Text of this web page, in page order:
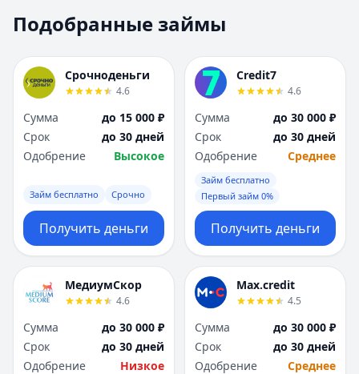
Набережные Челны
Нижний Новгород
Новокузнецк
Новосибирск
Омск
П
Пенза
Пермь
Р
Ростов-на-Дону
Рязань
С
Самара
Санкт-Петербург
Саратов
Набережные
Нижний Новгород
Новокузнецк
Новосибирск
Омск
Оренбург
П
Пенза
Пермь
Р
Ростов-на-Дону
Рязань
С
Самара
Санкт-Петербург
Саратов
Подобранные займы
Срочноденьги
4.6
Сумма
до 15 000 ₽
Срок
до 30 дней
Одобрение
Высокое
Займ бесплатно Срочно
Получить деньги
Credit7
4.6
Сумма
до 30 000 ₽
Срок
до 30 дней
Одобрение
Среднее
Займ бесплатно
Первый займ 0%
Получить деньги
МедиумСкор
4.6
Сумма
до 30 000 ₽
Срок
до 30 дней
Одобрение
Низкое
Max.credit
4.5
Сумма
до 30 000 ₽
Срок
до 30 дней
Одобрение
Среднее